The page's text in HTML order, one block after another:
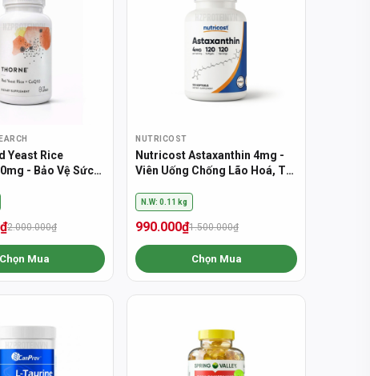
Yeast Rice
- Bảo Vệ Sức
2.000.000₫
Chọn Mua
NUTRICOST
Nutricost Astaxanthin 4mg -
Viên Uống Chống Lão Hoá, Trẻ
N.W: 0.11 kg
990.000₫1.500.000₫
Chọn Mua